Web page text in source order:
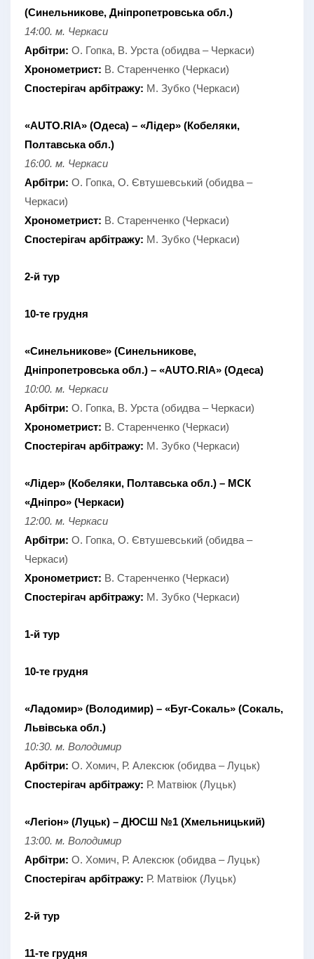
(Синельникове, Дніпропетровська обл.)
14:00. м. Черкаси
Арбітри: О. Гопка, В. Урста (обидва – Черкаси)
Хронометрист: В. Старенченко (Черкаси)
Спостерігач арбітражу: М. Зубко (Черкаси)
«AUTO.RIA» (Одеса) – «Лідер» (Кобеляки,
Полтавська обл.)
16:00. м. Черкаси
Арбітри: О. Гопка, О. Євтушевський (обидва –
Черкаси)
Хронометрист: В. Старенченко (Черкаси)
Спостерігач арбітражу: М. Зубко (Черкаси)
2-й тур
10-те грудня
«Синельникове» (Синельникове,
Дніпропетровська обл.) – «AUTO.RIA» (Одеса)
10:00. м. Черкаси
Арбітри: О. Гопка, В. Урста (обидва – Черкаси)
Хронометрист: В. Старенченко (Черкаси)
Спостерігач арбітражу: М. Зубко (Черкаси)
«Лідер» (Кобеляки, Полтавська обл.) – МСК
«Дніпро» (Черкаси)
12:00. м. Черкаси
Арбітри: О. Гопка, О. Євтушевський (обидва –
Черкаси)
Хронометрист: В. Старенченко (Черкаси)
Спостерігач арбітражу: М. Зубко (Черкаси)
1-й тур
10-те грудня
«Ладомир» (Володимир) – «Буг-Сокаль» (Сокаль,
Львівська обл.)
10:30. м. Володимир
Арбітри: О. Хомич, Р. Алексюк (обидва – Луцьк)
Спостерігач арбітражу: Р. Матвіюк (Луцьк)
«Легіон» (Луцьк) – ДЮСШ №1 (Хмельницький)
13:00. м. Володимир
Арбітри: О. Хомич, Р. Алексюк (обидва – Луцьк)
Спостерігач арбітражу: Р. Матвіюк (Луцьк)
2-й тур
11-те грудня